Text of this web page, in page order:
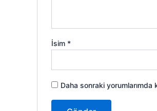
İsim *
Daha sonraki yorumlarımda